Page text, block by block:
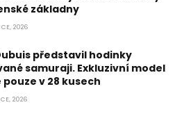
základny
2026
představil hodinky
samuraji. Exkluzivní model
v 28 kusech
2026